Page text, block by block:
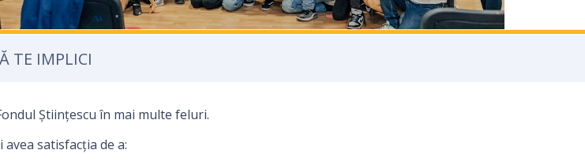
TE IMPLICI
Științescu în mai multe feluri.
avea satisfacția de a: